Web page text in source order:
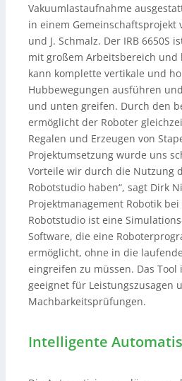
Vakuumlastaufnahme
in einem Gemeinschaftsprojekt
und J. Schmalz. Der IRB 6650S
mit großem Arbeitsbereich und
kann komplette vertikale und
Hubbewegungen ausführen
und unten greifen. Durch den
ermöglicht der Roboter
Regalen und Erzeugen von
Projektumsetzung wurde uns
Vorteile wir durch die Nutzung
Robotstudio haben“, sagt Dirk
Projektmanagement Robotik
Robotstudio ist eine
Software, die eine
ermöglicht, ohne in die
eingreifen zu müssen. Das
geeignet für Leistungszusagen
Machbarkeitsprüfungen.
Intelligente